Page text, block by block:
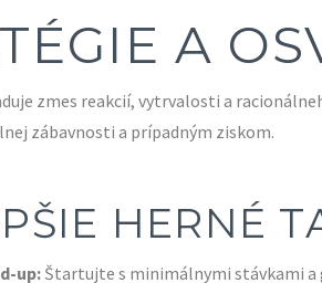
A
zmes reakcií, vytrvalosti a
zábavnosti a prípadným ziskom.
HERNÉ
up: Štartujte s minimálnymi stávkami a